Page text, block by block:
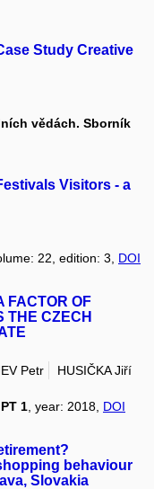
Study Creative
vědách. Sborník
Visitors - a
22, edition: 3, DOI
FACTOR OF
THE CZECH
Petr
HUSIČKA Jiří
1 , year: 2018, DOI
behaviour
Slovakia